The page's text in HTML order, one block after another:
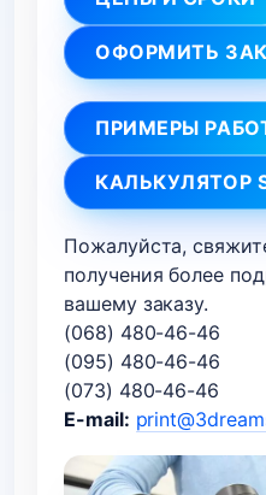
ОФОРМИТЬ
ПРИМЕРЫ
КАЛЬКУЛЯТОР
Пожалуйста,
получения более
вашему заказу.
(068) 480-46-46
(095) 480-46-46
(073) 480-46-46
E-mail: